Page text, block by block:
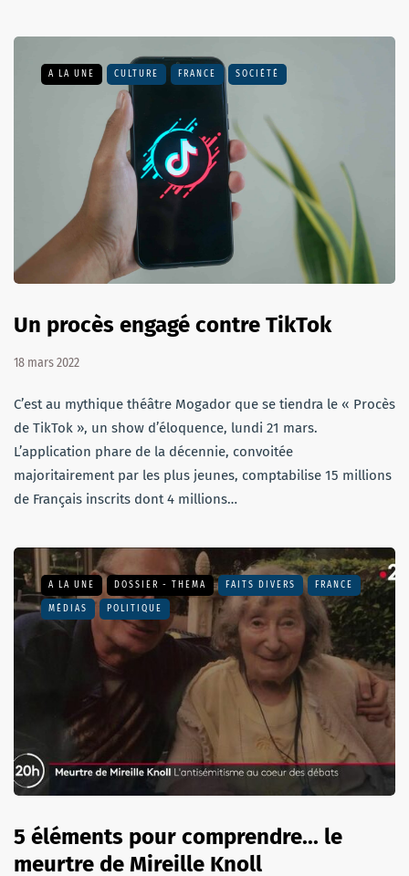
A LA UNE CULTURE FRANCE SOCIÉTÉ
Un procès engagé contre TikTok
18 mars 2022
C’est au mythique théâtre Mogador que se tiendra le « Procès
de TikTok », un show d’éloquence, lundi 21 mars.
L’application phare de la décennie, convoitée
majoritairement par les plus jeunes, comptabilise 15 millions
de Français inscrits dont 4 millions…
A LA UNE DOSSIER - THEMA FAITS DIVERS FRANCE
MÉDIAS POLITIQUE
5 éléments pour comprendre... le
meurtre de Mireille Knoll